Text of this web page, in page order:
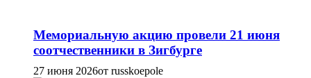
Мемориальную акцию провели 21 июня
соотчественники в Зигбурге
27 июня 2026от russkoepole